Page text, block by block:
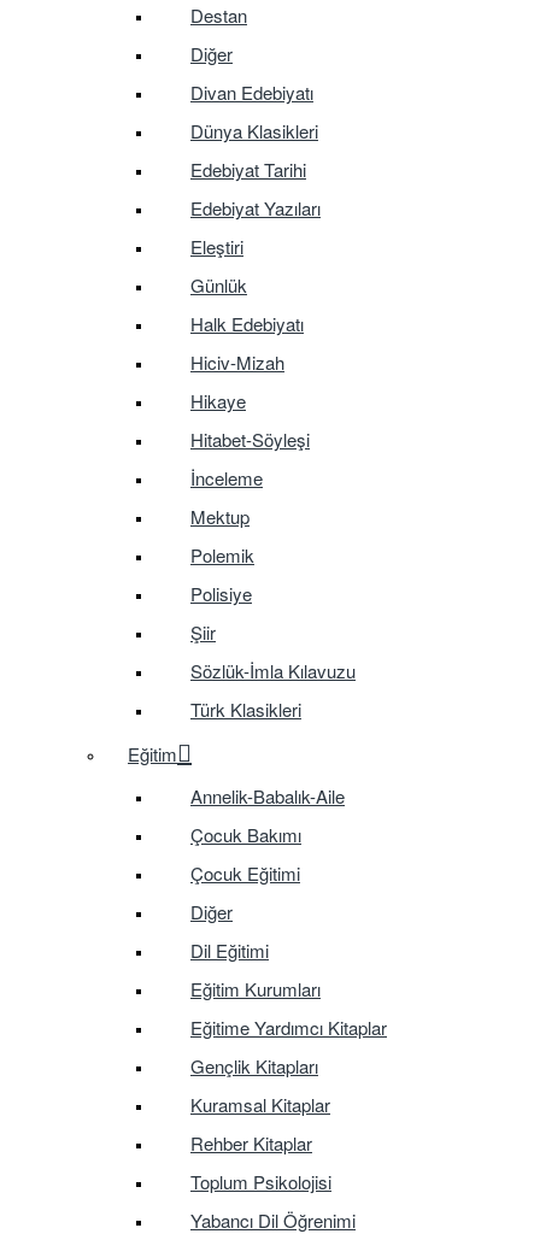
Destan
Diğer
Divan Edebiyatı
Dünya Klasikleri
Edebiyat Tarihi
Edebiyat Yazıları
Eleştiri
Günlük
Halk Edebiyatı
Hiciv-Mizah
Hikaye
Hitabet-Söyleşi
İnceleme
Mektup
Polemik
Polisiye
Şiir
Sözlük-İmla Kılavuzu
Türk Klasikleri
Eğitim
Annelik-Babalık-Aile
Çocuk Bakımı
Çocuk Eğitimi
Diğer
Dil Eğitimi
Eğitim Kurumları
Eğitime Yardımcı Kitaplar
Gençlik Kitapları
Kuramsal Kitaplar
Rehber Kitaplar
Toplum Psikolojisi
Yabancı Dil Öğrenimi